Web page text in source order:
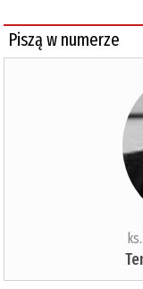
Piszą w numerze